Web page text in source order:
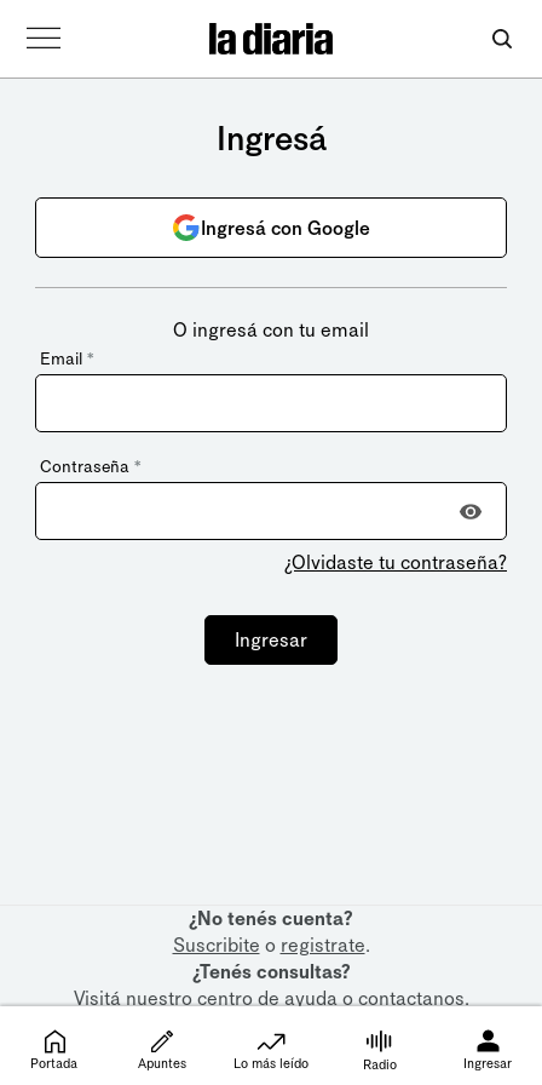
Ingresá
Ingresá con Google
O ingresá con tu email
Email *
Contraseña *
¿Olvidaste tu contraseña?
Ingresar
¿No tenés cuenta?
Suscribite o registrate.
¿Tenés consultas?
Visitá nuestrocentro de ayudaocontactanos.
Portada Apuntes Lo más leído Radio Ingresar